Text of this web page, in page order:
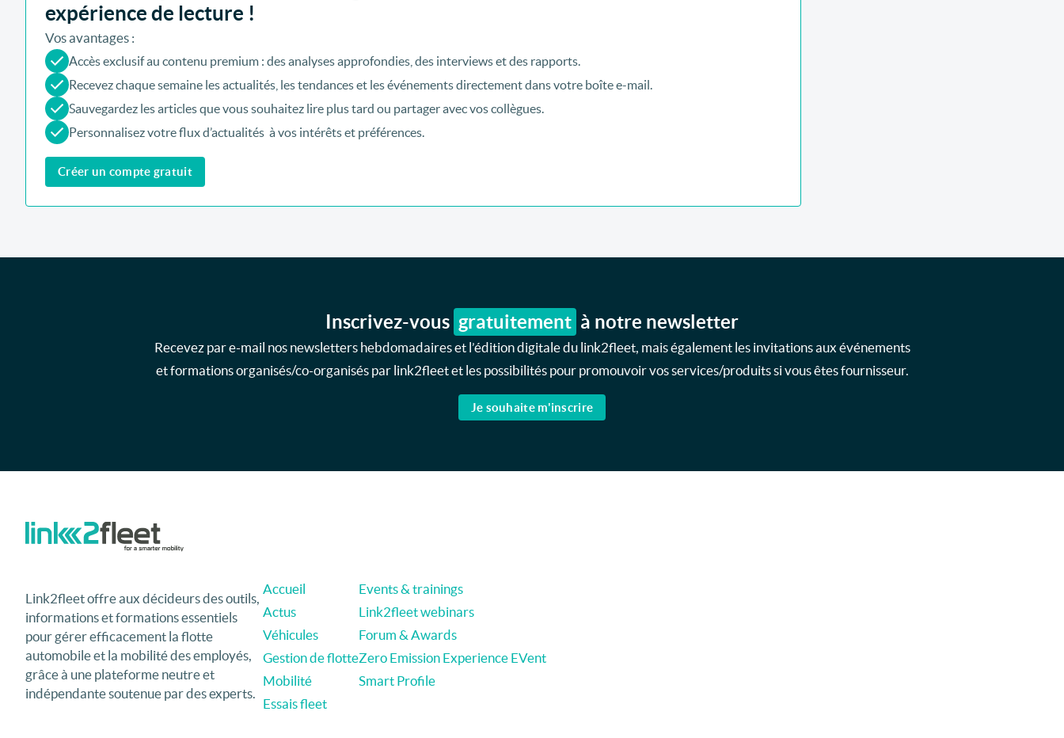
expérience de lecture !
Vos avantages :
Accès exclusif au contenu premium : des analyses approfondies, des interviews et des rapports.
Recevez chaque semaine les actualités, les tendances et les événements directement dans votre boîte e-mail.
Sauvegardez les articles que vous souhaitez lire plus tard ou partager avec vos collègues.
Personnalisez votre flux d’actualités à vos intérêts et préférences.
Créer un compte gratuit
Inscrivez-vous gratuitement à notre newsletter
Recevez par e-mail nos newsletters hebdomadaires et l’édition digitale du link2fleet, mais également les invitations aux événements
et formations organisés/co-organisés par link2fleet et les possibilités pour promouvoir vos services/produits si vous êtes fournisseur.
Je souhaite m'inscrire
Link2fleet offre aux décideurs des outils,
informations et formations essentiels
pour gérer efficacement la flotte
automobile et la mobilité des employés,
grâce à une plateforme neutre et
indépendante soutenue par des experts.
Accueil
Actus
Véhicules
Gestion de flotte
Mobilité
Essais fleet
Events & trainings
Link2fleet webinars
Forum & Awards
Zero Emission Experience EVent
Smart Profile